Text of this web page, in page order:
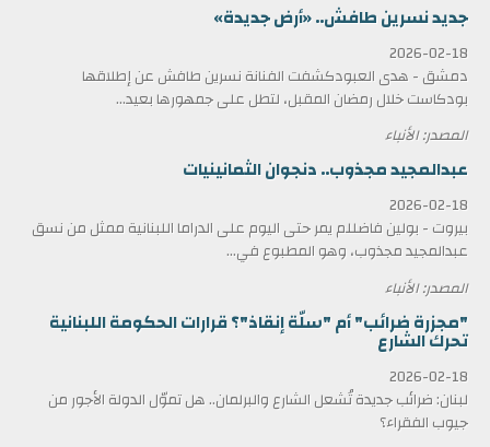
جديد نسرين طافش.. «أرض جديدة»
2026-02-18
دمشق - هدى العبودكشفت الفنانة نسرين طافش عن إطلاقها
بودكاست خلال رمضان المقبل، لتطل على جمهورها بعيد...
المصدر: الأنباء
عبدالمجيد مجذوب.. دنجوان الثمانينيات
2026-02-18
بيروت - بولين فاضللم يمر حتى اليوم على الدراما اللبنانية ممثل من نسق
عبدالمجيد مجذوب، وهو المطبوع في...
المصدر: الأنباء
"مجزرة ضرائب" أم "سلّة إنقاذ"؟ قرارات الحكومة اللبنانية
تحرك الشارع
2026-02-18
لبنان: ضرائب جديدة تُشعل الشارع والبرلمان.. هل تموّل الدولة الأجور من
جيوب الفقراء؟